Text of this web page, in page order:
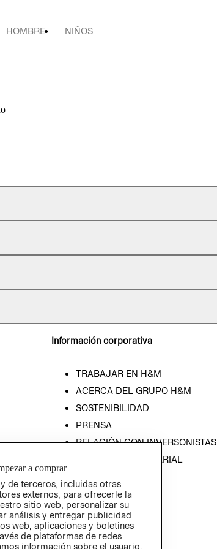
HOMBRE NIÑOS
Información corporativa
TRABAJAR EN H&M
ACERCA DEL GRUPO H&M
SOSTENIBILIDAD
PRENSA
RELACIÓN CON INVERSONISTAS
POLÍTICA EMPRESARIAL
a comprar
de terceros, incluidas otras
externos, para ofrecerle la
sitio web, personalizar su
análisis y entregar publicidad
web, aplicaciones y boletines
de plataformas de redes
información sobre el usuario,